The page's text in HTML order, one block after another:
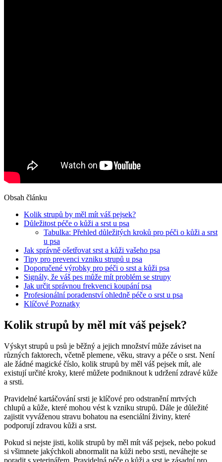
Obsah článku
Kolik strupů by měl mít váš pejsek?
Důležitost péče o kůži a srst u psa
Tabulka: Přehled důležitých kroků pro péči o kůži a srst
u psa
Jak správně ošetřovat srst a kůži vašeho psa
Tipy pro prevenci vzniku strupů u psa
Doporučené výrobky pro péči o srst a kůži psa
Signály, že váš pes může mít problém se strupy
Jak určit správnou frekvenci koupání psa
Profesionální poradenství ohledně péče o srst u psa
Klíčové Poznatky
Kolik strupů by měl mít váš pejsek?
Výskyt strupů u psů je běžný a jejich množství může záviset na
různých faktorech, včetně plemene, věku, stravy a péče o srst. Není
ale žádné magické číslo, kolik strupů by měl váš pejsek mít, ale
existují určité kroky, které můžete podniknout k udržení zdravé kůže
a srsti.
Pravidelné kartáčování srsti je klíčové pro odstranění mrtvých
chlupů a kůže, které mohou vést k vzniku strupů. Dále je důležité
zajistit vyváženou stravu bohatou na esenciální živiny, které
podporují zdravou kůži a srst.
Pokud si nejste jisti, kolik strupů by měl mít váš pejsek, nebo pokud
si všimnete jakýchkoli abnormalit na kůži nebo srsti, neváhejte se
poradit s veterinářem. Pravidelná péče o kůži a srst je zásadní pro